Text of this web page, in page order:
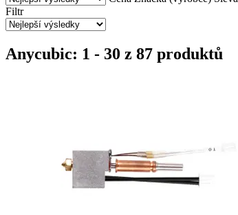
Filtr
Anycubic: 1 - 30 z 87 produktů